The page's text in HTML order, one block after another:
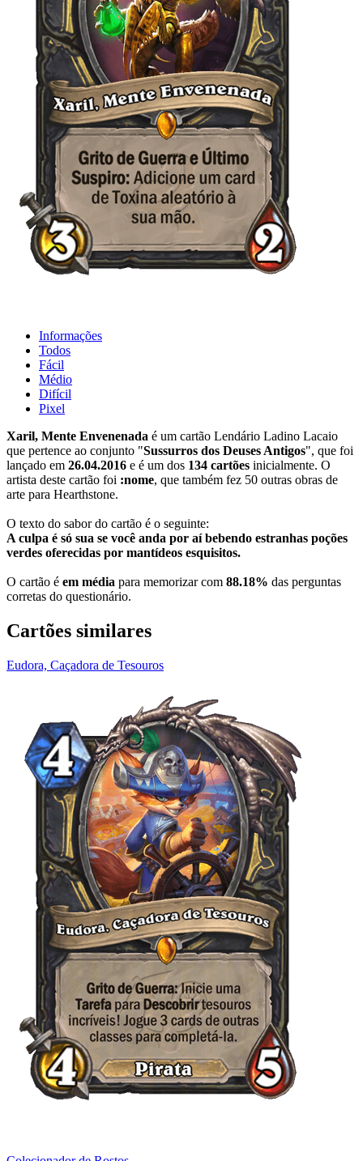
Informações
Todos
Fácil
Médio
Difícil
Pixel
Xaril, Mente Envenenada é um cartão Lendário Ladino Lacaio
que pertence ao conjunto "Sussurros dos Deuses Antigos", que foi
lançado em 26.04.2016 e é um dos 134 cartões inicialmente. O
artista deste cartão foi :nome, que também fez 50 outras obras de
arte para Hearthstone.
O texto do sabor do cartão é o seguinte:
A culpa é só sua se você anda por aí bebendo estranhas poções
verdes oferecidas por mantídeos esquisitos.
O cartão é em média para memorizar com 88.18% das perguntas
corretas do questionário.
Cartões similares
Eudora, Caçadora de Tesouros